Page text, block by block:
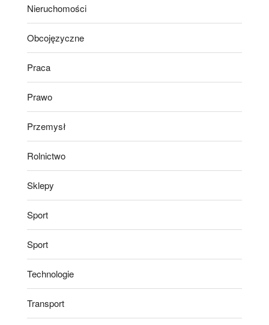
Nieruchomości
Obcojęzyczne
Praca
Prawo
Przemysł
Rolnictwo
Sklepy
Sport
Sport
Technologie
Transport